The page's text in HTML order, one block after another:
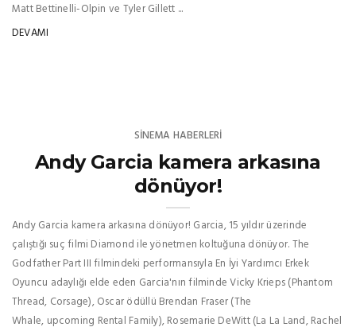
Matt Bettinelli-Olpin ve Tyler Gillett ...
DEVAMI
SINEMA HABERLERI
Andy Garcia kamera arkasına
dönüyor!
Andy Garcia kamera arkasına dönüyor! Garcia, 15 yıldır üzerinde
çalıştığı suç filmi Diamond ile yönetmen koltuğuna dönüyor. The
Godfather Part III filmindeki performansıyla En İyi Yardımcı Erkek
Oyuncu adaylığı elde eden Garcia'nın filminde Vicky Krieps (Phantom
Thread, Corsage), Oscar ödüllü Brendan Fraser (The
Whale, upcoming Rental Family), Rosemarie DeWitt (La La Land, Rachel